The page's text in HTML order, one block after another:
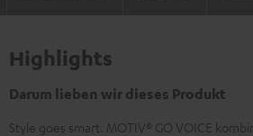
Highlights
Darum lieben wir dieses Produkt
Style goes smart. MOTIV® GO VOICE